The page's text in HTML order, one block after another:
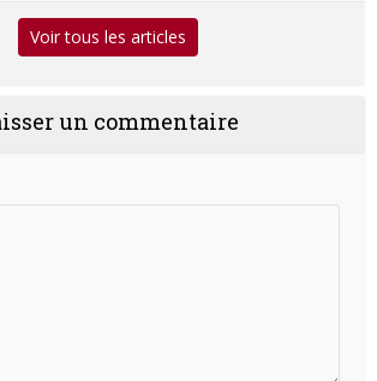
Voir tous les articles
un commentaire